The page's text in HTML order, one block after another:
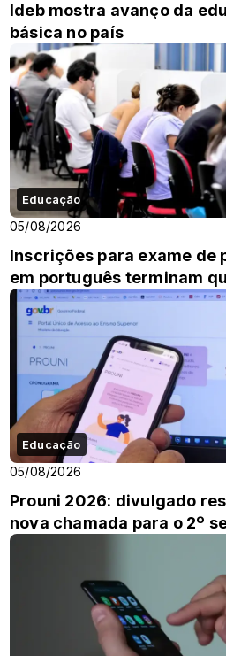
Ideb mostra avanço da
básica no país
Educação
05/08/2026
Inscrições para exame de
em português terminam
Educação
05/08/2026
Prouni 2026: divulgado
nova chamada para o 2º